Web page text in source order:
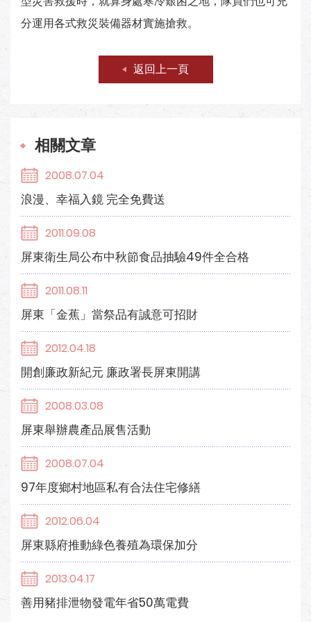
分運用各式救災裝備器材實施搶救。
返回上一頁
相關文章
2008.07.04
浪漫、幸福入鏡 完全免費送
2011.09.08
屏東衛生局公布中秋節食品抽驗49件全合格
2011.08.11
屏東「金蕉」當祭品有誠意可招財
2012.04.18
開創廉政新紀元 廉政署長屏東開講
2008.03.08
屏東舉辦農產品展售活動
2008.07.04
97年度鄉村地區私有合法住宅修繕
2012.06.04
屏東縣府推動綠色養殖為環保加分
2013.04.17
善用豬排泄物發電年省50萬電費